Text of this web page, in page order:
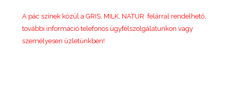
A pác színek közül a GRIS, MILK, NATUR felárral rendelhető,
további információ telefonos ügyfélszolgálatunkon vagy
személyesen üzletünkben!